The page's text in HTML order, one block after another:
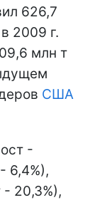
626,7
2009 г.
млн т
США
-
6,4%),
20,3%),